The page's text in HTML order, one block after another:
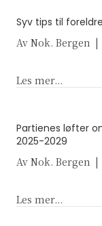
Syv tips til
Av Nok. Bergen |
Les mer...
Partienes løfter
2025-2029
Av Nok. Bergen |
Les mer...